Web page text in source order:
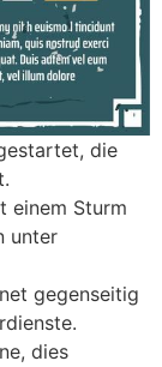
die
einem Sturm
unter
gegenseitig
dies